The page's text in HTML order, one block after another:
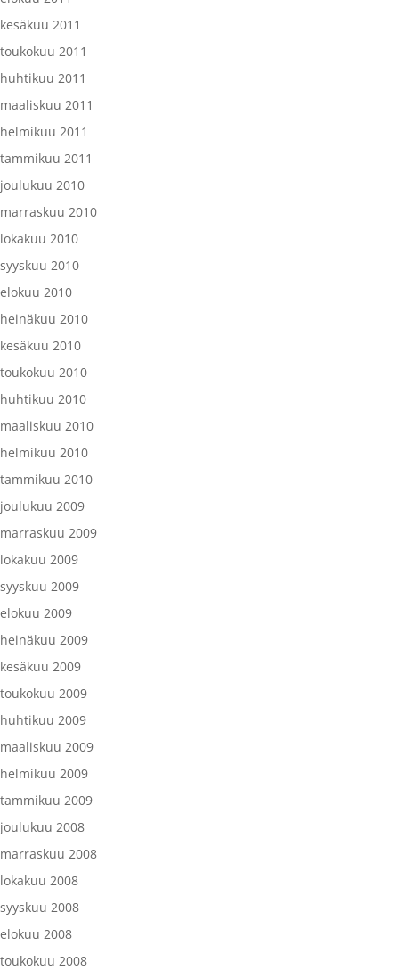
kesäkuu 2011
toukokuu 2011
huhtikuu 2011
maaliskuu 2011
helmikuu 2011
tammikuu 2011
joulukuu 2010
marraskuu 2010
lokakuu 2010
syyskuu 2010
elokuu 2010
heinäkuu 2010
kesäkuu 2010
toukokuu 2010
huhtikuu 2010
maaliskuu 2010
helmikuu 2010
tammikuu 2010
joulukuu 2009
marraskuu 2009
lokakuu 2009
syyskuu 2009
elokuu 2009
heinäkuu 2009
kesäkuu 2009
toukokuu 2009
huhtikuu 2009
maaliskuu 2009
helmikuu 2009
tammikuu 2009
joulukuu 2008
marraskuu 2008
lokakuu 2008
syyskuu 2008
elokuu 2008
toukokuu 2008